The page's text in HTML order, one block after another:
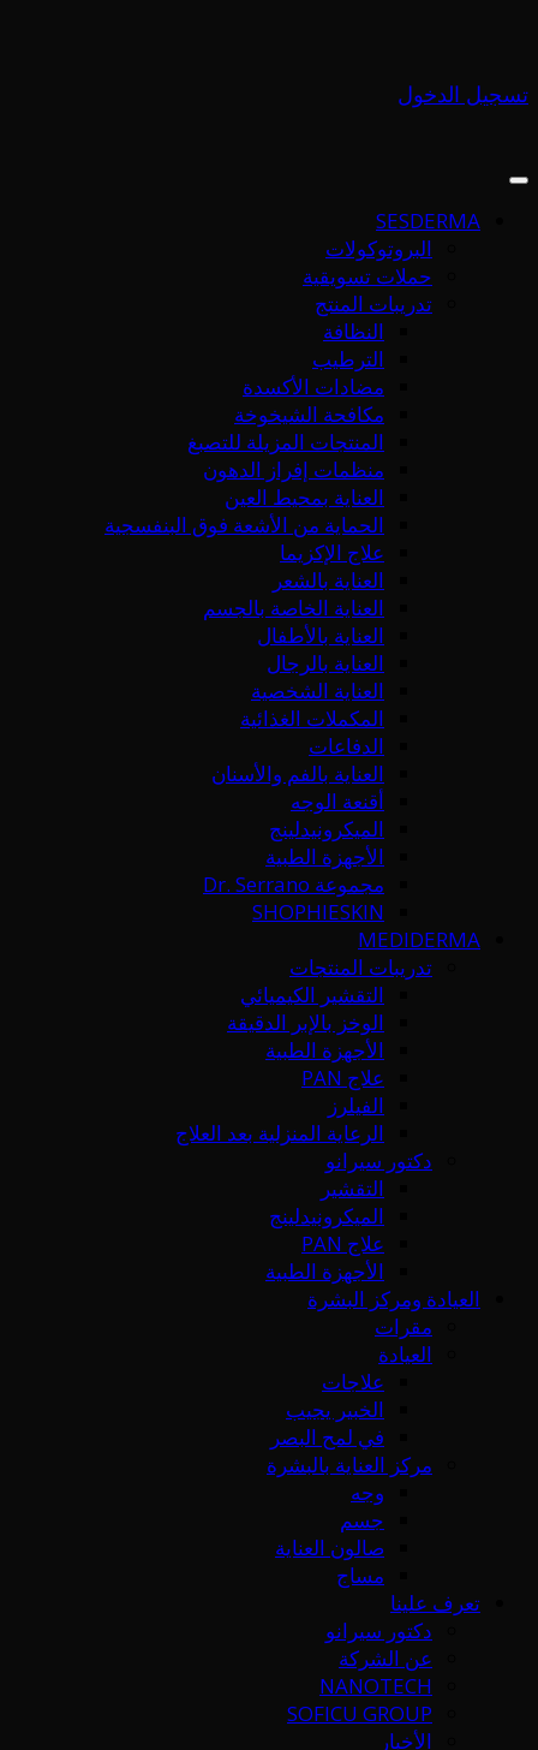
تسجيل الدخول
SESDERMA
البروتوكولات
حملات تسويقية
تدريبات المنتج
النظافة
الترطيب
مضادات الأكسدة
مكافحة الشيخوخة
المنتجات المزيلة للتصبغ
منظمات إفراز الدهون
العناية بمحيط العين
الحماية من الأشعة فوق البنفسجية
علاج الإكزيما
العناية بالشعر
العناية الخاصة بالجسم
العناية بالأطفال
العناية بالرجال
العناية الشخصية
المكملات الغذائية
الدفاعات
العناية بالفم والأسنان
أقنعة الوجه
الميكرونيدلينج
الأجهزة الطبية
مجموعة Dr. Serrano
SHOPHIESKIN
MEDIDERMA
تدريبات المنتجات
التقشير الكيميائي
الوخز بالإبر الدقيقة
الأجهزة الطبية
علاج PAN
الفيلرز
الرعاية المنزلية بعد العلاج
دكتور سيرانو
التقشير
الميكرونيدلينج
علاج PAN
الأجهزة الطبية
العيادة ومركز البشرة
مقرات
العيادة
علاجات
الخبير يجيب
في لمح البصر
مركز العناية بالبشرة
وجه
جسم
صالون العناية
مساج
تعرف علينا
دكتور سيرانو
عن الشركة
NANOTECH
SOFICU GROUP
الأخبار